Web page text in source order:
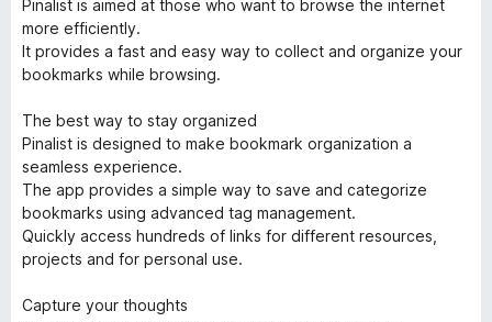
Pinalist is aimed at those who want to browse the internet
more efficiently.
It provides a fast and easy way to collect and organize your
bookmarks while browsing.
The best way to stay organized
Pinalist is designed to make bookmark organization a
seamless experience.
The app provides a simple way to save and categorize
bookmarks using advanced tag management.
Quickly access hundreds of links for different resources,
projects and for personal use.
Capture your thoughts